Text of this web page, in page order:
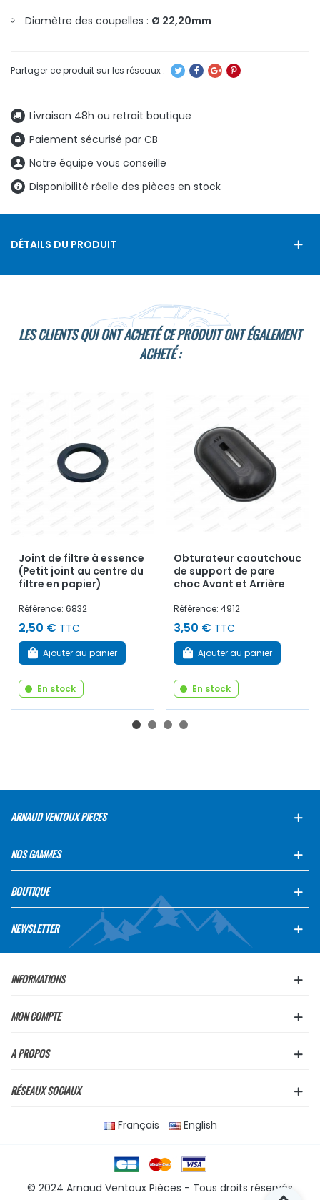
Diamètre des coupelles : Ø 22,20mm
Livraison 48h ou retrait boutique
Paiement sécurisé par CB
Notre équipe vous conseille
Disponibilité réelle des pièces en stock
DÉTAILS DU PRODUIT
LES CLIENTS QUI ONT ACHETÉ CE PRODUIT ONT ÉGALEMENT
ACHETÉ :
Joint de filtre à essence
(Petit joint au centre du
filtre en papier)
Référence: 6832
2,50 € TTC
Ajouter au panier
En stock
Obturateur caoutchouc
de support de pare
choc Avant et Arrière
Référence: 4912
3,50 € TTC
Ajouter au panier
En stock
ARNAUD VENTOUX PIECES
NOS GAMMES
BOUTIQUE
NEWSLETTER
INFORMATIONS
MON COMPTE
A PROPOS
RÉSEAUX SOCIAUX
Français English
© 2024 Arnaud Ventoux Pièces - Tous droits réservés